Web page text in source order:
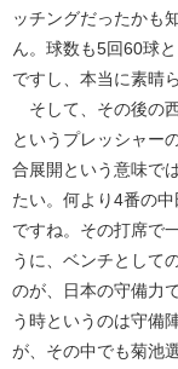
ッチングだったかも
ん。球数も5回60球
ですし、本当に素晴
そして、その後の
というプレッシャー
合展開という意味で
たい。何より4番の
ですね。その打席で
うに、ベンチとして
のが、日本の守備力
う時というのは守備
が、その中でも菊池